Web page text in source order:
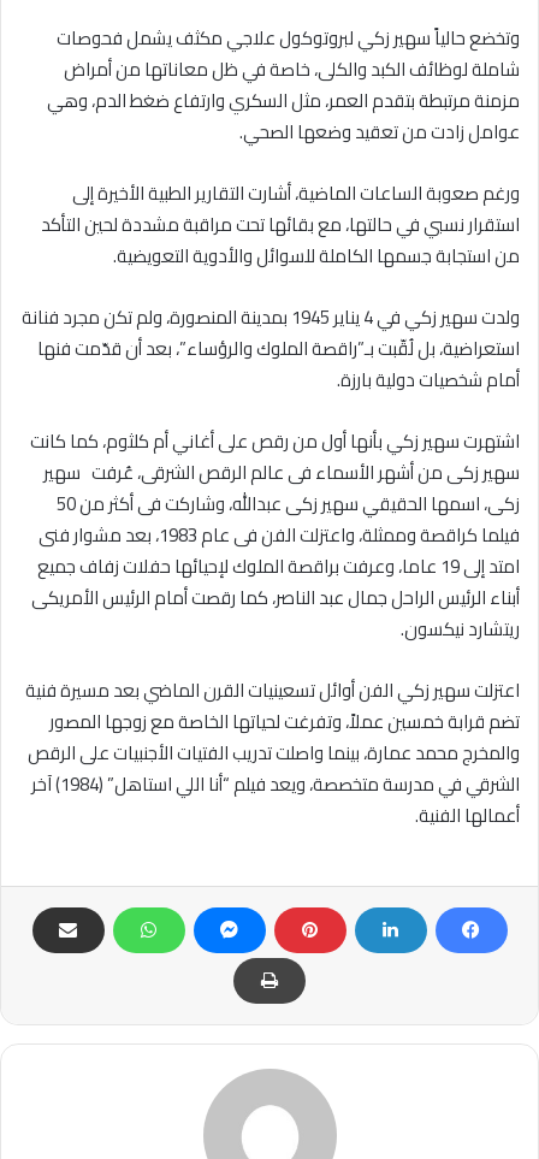
وتخضع حالياً سهير زكي لبروتوكول علاجي مكثف يشمل فحوصات
شاملة لوظائف الكبد والكلى، خاصة في ظل معاناتها من أمراض
مزمنة مرتبطة بتقدم العمر، مثل السكري وارتفاع ضغط الدم، وهي
عوامل زادت من تعقيد وضعها الصحي.
ورغم صعوبة الساعات الماضية، أشارت التقارير الطبية الأخيرة إلى
استقرار نسبي في حالتها، مع بقائها تحت مراقبة مشددة لحين التأكد
من استجابة جسمها الكاملة للسوائل والأدوية التعويضية.
ولدت سهير زكي في 4 يناير 1945 بمدينة المنصورة، ولم تكن مجرد فنانة
استعراضية، بل لُقّبت بـ”راقصة الملوك والرؤساء”، بعد أن قدّمت فنها
أمام شخصيات دولية بارزة.
اشتهرت سهير زكي بأنها أول من رقص على أغاني أم كلثوم، كما كانت
سهير زكى من أشهر الأسماء فى عالم الرقص الشرقى، عُرفت سهير
زكى، اسمها الحقيقي سهير زكى عبدالله، وشاركت فى أكثر من 50
فيلما كراقصة وممثلة، واعتزلت الفن فى عام 1983، بعد مشوار فنى
امتد إلى 19 عاما، وعرفت براقصة الملوك لإحيائها حفلات زفاف جميع
أبناء الرئيس الراحل جمال عبد الناصر، كما رقصت أمام الرئيس الأمريكى
ريتشارد نيكسون.
اعتزلت سهير زكي الفن أوائل تسعينيات القرن الماضي بعد مسيرة فنية
تضم قرابة خمسين عملاً، وتفرغت لحياتها الخاصة مع زوجها المصور
والمخرج محمد عمارة، بينما واصلت تدريب الفتيات الأجنبيات على الرقص
الشرقي في مدرسة متخصصة، ويعد فيلم “أنا اللي استاهل” (1984) آخر
أعمالها الفنية.